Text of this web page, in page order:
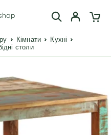
Кімнати
Кухні
столи